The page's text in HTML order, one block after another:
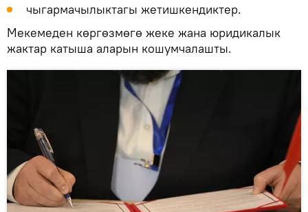
чыгармачылыктагы жетишкендиктер.
Мекемеден көргөзмөгө жеке жана юридикалык
жактар катыша аларын кошумчалашты.